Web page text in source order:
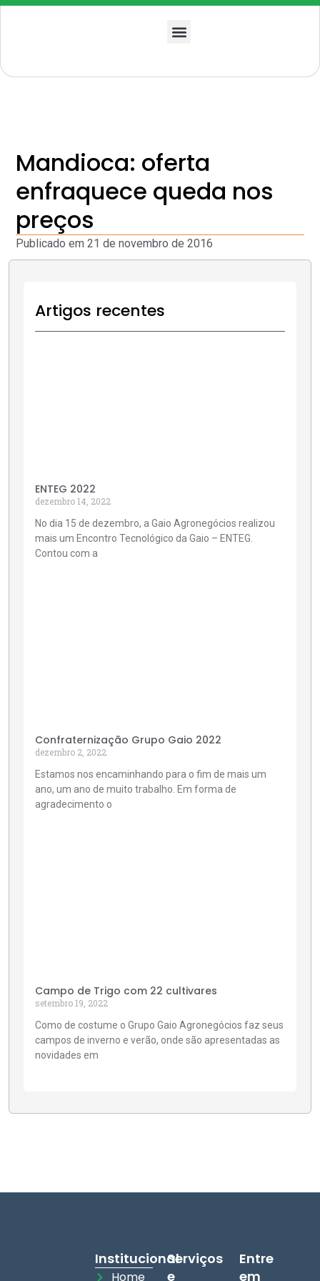
Mandioca: oferta
enfraquece queda nos
preços
Publicado em 21 de novembro de 2016
Artigos recentes
ENTEG 2022
dezembro 14, 2022
No dia 15 de dezembro, a Gaio Agronegócios realizou
mais um Encontro Tecnológico da Gaio – ENTEG.
Contou com a
Confraternização Grupo Gaio 2022
dezembro 2, 2022
Estamos nos encaminhando para o fim de mais um
ano, um ano de muito trabalho. Em forma de
agradecimento o
Campo de Trigo com 22 cultivares
setembro 19, 2022
Como de costume o Grupo Gaio Agronegócios faz seus
campos de inverno e verão, onde são apresentadas as
novidades em
Institucional
Home
Serviços
e
Entre
em